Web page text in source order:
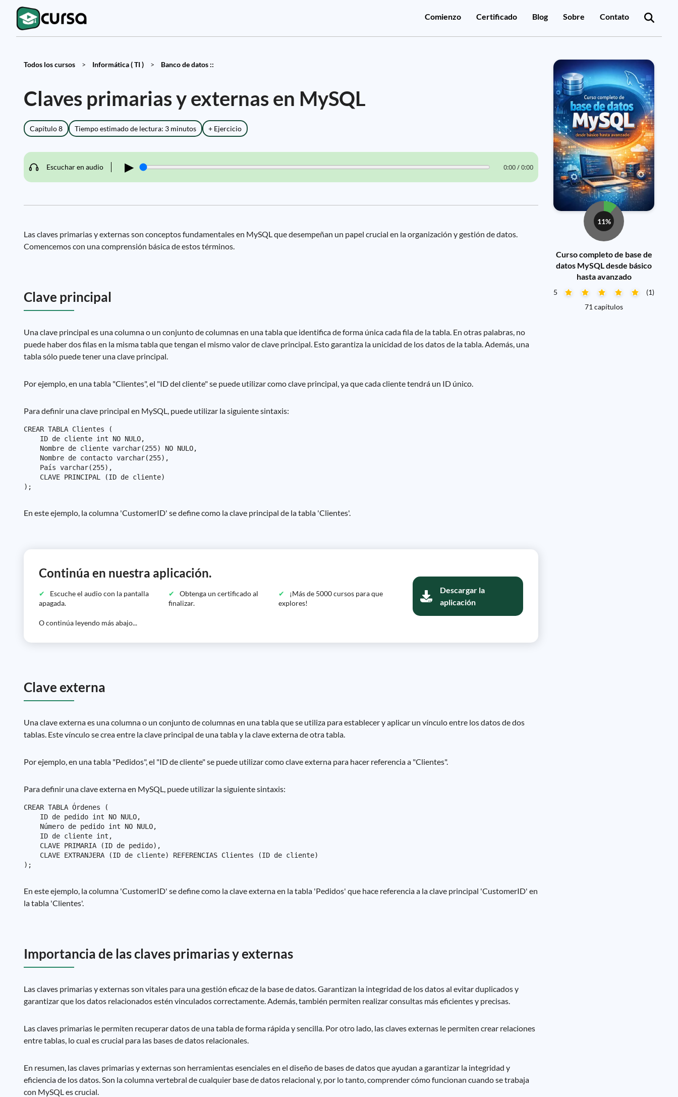
Comienzo Certificado Blog Sobre Contato
Todos los cursos > Informática ( TI ) > Banco de datos ::
Claves primarias y externas en MySQL
Capítulo 8 Tiempo estimado de lectura: 3 minutos + Ejercicio
Escuchar en audio ▶ 0:00 / 0:00
Las claves primarias y externas son conceptos fundamentales en MySQL que desempeñan un papel crucial en la organización y gestión de datos.
Comencemos con una comprensión básica de estos términos.
Clave principal
Una clave principal es una columna o un conjunto de columnas en una tabla que identifica de forma única cada fila de la tabla. En otras palabras, no
puede haber dos filas en la misma tabla que tengan el mismo valor de clave principal. Esto garantiza la unicidad de los datos de la tabla. Además, una
tabla sólo puede tener una clave principal.
Por ejemplo, en una tabla "Clientes", el "ID del cliente" se puede utilizar como clave principal, ya que cada cliente tendrá un ID único.
Para definir una clave principal en MySQL, puede utilizar la siguiente sintaxis:
CREAR TABLA Clientes (
    ID de cliente int NO NULO,
    Nombre de cliente varchar(255) NO NULO,
    Nombre de contacto varchar(255),
    País varchar(255),
    CLAVE PRINCIPAL (ID de cliente)
En este ejemplo, la columna 'CustomerID' se define como la clave principal de la tabla 'Clientes'.
Continúa en nuestra aplicación.
Escuche el audio con la pantalla
apagada.
Obtenga un certificado al
finalizar.
¡Más de 5000 cursos para que
explores!
O continúa leyendo más abajo...
Descargar la
aplicación
Clave externa
Una clave externa es una columna o un conjunto de columnas en una tabla que se utiliza para establecer y aplicar un vínculo entre los datos de dos
tablas. Este vínculo se crea entre la clave principal de una tabla y la clave externa de otra tabla.
Por ejemplo, en una tabla "Pedidos", el "ID de cliente" se puede utilizar como clave externa para hacer referencia a "Clientes".
Para definir una clave externa en MySQL, puede utilizar la siguiente sintaxis:
CREAR TABLA Órdenes (
    ID de pedido int NO NULO,
    Número de pedido int NO NULO,
    ID de cliente int,
    CLAVE PRIMARIA (ID de pedido),
    CLAVE EXTRANJERA (ID de cliente) REFERENCIAS Clientes (ID de cliente)
En este ejemplo, la columna 'CustomerID' se define como la clave externa en la tabla 'Pedidos' que hace referencia a la clave principal 'CustomerID' en
la tabla 'Clientes'.
Importancia de las claves primarias y externas
Las claves primarias y externas son vitales para una gestión eficaz de la base de datos. Garantizan la integridad de los datos al evitar duplicados y
garantizar que los datos relacionados estén vinculados correctamente. Además, también permiten realizar consultas más eficientes y precisas.
Las claves primarias le permiten recuperar datos de una tabla de forma rápida y sencilla. Por otro lado, las claves externas le permiten crear relaciones
entre tablas, lo cual es crucial para las bases de datos relacionales.
En resumen, las claves primarias y externas son herramientas esenciales en el diseño de bases de datos que ayudan a garantizar la integridad y
eficiencia de los datos. Son la columna vertebral de cualquier base de datos relacional y, por lo tanto, comprender cómo funcionan cuando se trabaja
con MySQL es crucial.
11%
Curso completo de base de
datos MySQL desde básico
hasta avanzado
5
(1)
71 capítulos